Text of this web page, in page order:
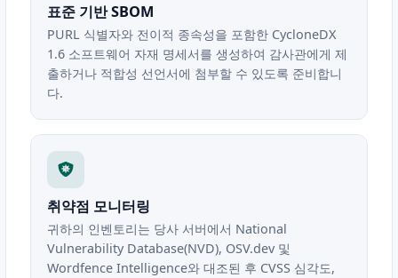
표준 기반 SBOM
PURL 식별자와 전이적 종속성을 포함한 CycloneDX
1.6 소프트웨어 자재 명세서를 생성하여 감사관에게 제
출하거나 적합성 선언서에 첨부할 수 있도록 준비합니
다.
취약점 모니터링
귀하의 인벤토리는 당사 서버에서 National
Vulnerability Database(NVD), OSV.dev 및
Wordfence Intelligence와 대조된 후 CVSS 심각도,